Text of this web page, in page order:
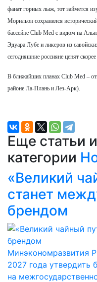
фанат горных лыж, тот займется
Морильон сохранился
бассейне Club Med с видом на
Эдуара Лубе и ликеров из
сегодняшние россияне ценят
В ближайших планах Club Med –
районе Ла-Плань и Лез-Арк).
Еще статьи
категории
«Великий
станет
брендом
Минэкономразвития
2027 года утвердить
на